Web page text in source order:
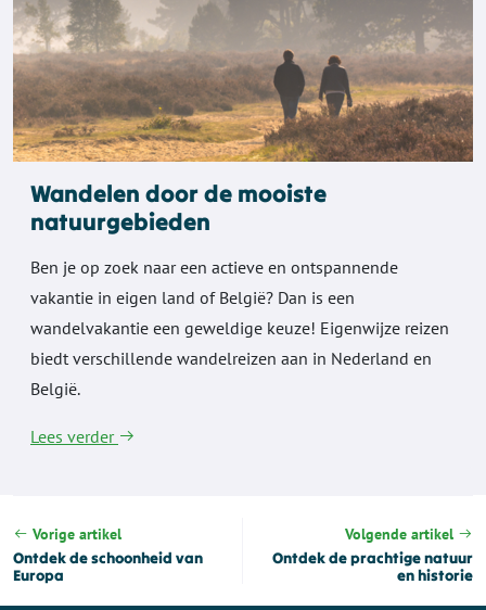
Wandelen door de mooiste
natuurgebieden
Ben je op zoek naar een actieve en ontspannende
vakantie in eigen land of België? Dan is een
wandelvakantie een geweldige keuze! Eigenwijze reizen
biedt verschillende wandelreizen aan in Nederland en
België.
Lees verder
Vorige artikel
Ontdek de schoonheid van
Europa
Volgende artikel
Ontdek de prachtige natuur
en historie